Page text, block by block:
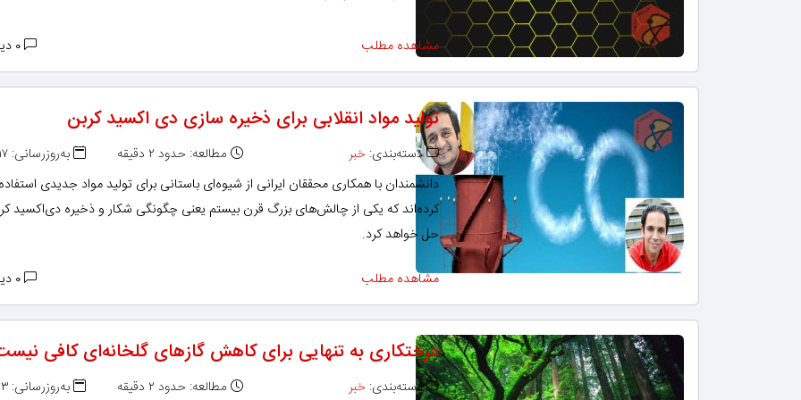
مشاهده مطلب
تولید مواد انقلابی برای ذخیره سازی دی اکسید کربن
دسته‌بندی: خبر مطالعه: حدود ۲ دقیقه
به‌روزرسانی: ۱۳۹۶/۰۳/۱۷
دانشمندان با همکاری محققان ایرانی از شیوه‌ای باستانی برای تولید مواد جدیدی
کرده‌اند که یکی از چالش‌های بزرگ قرن بیستم یعنی چگونگی شکار و ذخیره دی‌اکسید
حل خواهد کرد.
مشاهده مطلب
درختکاری به تنهایی برای کاهش گازهای گلخانه‌ای کافی
دسته‌بندی: خبر مطالعه: حدود ۲ دقیقه به‌روزرسانی: ۱۳۹۶/۰۳/۰۳